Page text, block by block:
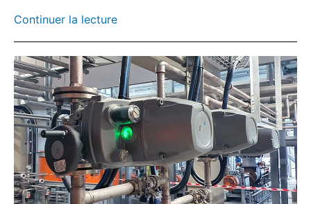
GSI
GSTI
Continuer la lecture